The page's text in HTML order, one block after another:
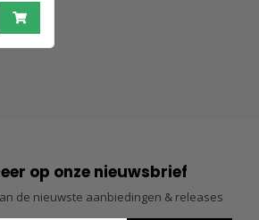
op onze nieuwsbrief
de nieuwste aanbiedingen & releases